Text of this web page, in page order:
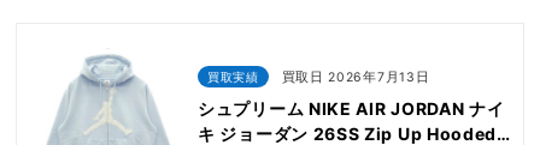
買取実績 買取日 2026年7月13日
シュプリーム NIKE AIR JORDAN ナイ
キ ジョーダン 26SS Zip Up Hooded